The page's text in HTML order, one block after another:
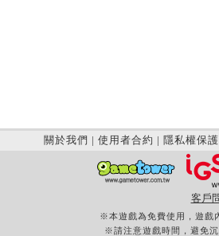
關於我們 | 使用者合約 | 隱私權保護
客戶
※本遊戲為免費使用，遊戲
※請注意遊戲時間，避免